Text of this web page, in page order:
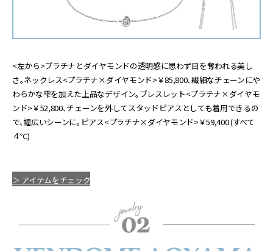
<左から>プラチナとダイヤモンドの透明感に思わず目を奪われる美し
さ。ネックレス<プラチナ×ダイヤモンド>￥85,800、繊細なチェーンにや
わらかな雫を加えた上品なデザイン。ブレスレット<プラチナ×ダイヤモ
ンド>￥52,800、チェーンを外してスタッドピアスとしても着用できるの
で、幅広いシーンに。ピアス<プラチナ×ダイヤモンド>￥59,400 (すべて
４℃)
＞ アイテムをチェック